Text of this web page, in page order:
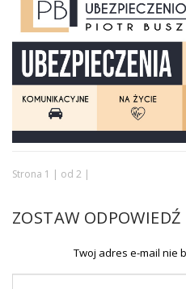
Strona 1 | od 2 |
ZOSTAW ODPOWIEDŹ
Twoj adres e-mail nie